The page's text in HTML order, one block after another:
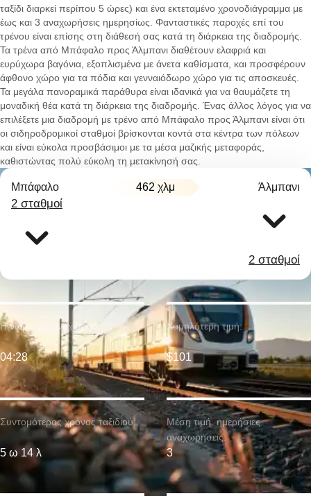
ταξίδι διαρκεί περίπου 5 ώρες) και ένα εκτεταμένο χρονοδιάγραμμα με
έως και 3 αναχωρήσεις ημερησίως. Φανταστικές παροχές επί του
τρένου είναι επίσης στη διάθεσή σας κατά τη διάρκεια της διαδρομής.
Τα τρένα από Μπάφαλο προς Άλμπανι διαθέτουν ελαφριά και
ευρύχωρα βαγόνια, εξοπλισμένα με άνετα καθίσματα, και προσφέρουν
άφθονο χώρο για τα πόδια και γενναιόδωρο χώρο για τις αποσκευές.
Τα μεγάλα πανοραμικά παράθυρα είναι ιδανικά για να θαυμάζετε τη
μοναδική θέα κατά τη διάρκεια της διαδρομής. Ένας άλλος λόγος για να
επιλέξετε μια διαδρομή με τρένο από Μπάφαλο προς Άλμπανι είναι ότι
οι σιδηροδρομικοί σταθμοί βρίσκονται κοντά στα κέντρα των πόλεων
και είναι εύκολα προσβάσιμοι με τα μέσα μαζικής μεταφοράς,
καθιστώντας πολύ εύκολη τη μετακίνησή σας.
Μπάφαλο 462 χλμ Άλμπανι
2 σταθμοί
2 σταθμοί
Συντομότερος χρόνος ταξιδιού:
5 ω 14 λ
Η νωρίτερη αναχώρηση:
04:28
Χαμηλότερη τιμή:
$101
Μέση τιμή. ημερήσιες
αναχωρήσεις:
3